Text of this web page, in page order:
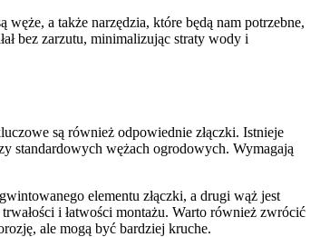
a także narzędzia, które będą nam potrzebne,
bez zarzutu, minimalizując straty wody i
są również odpowiednie złączki. Istnieje
standardowych wężach ogrodowych. Wymagają
elementu złączki, a drugi wąż jest
i łatwości montażu. Warto również zwrócić
ale mogą być bardziej kruche.